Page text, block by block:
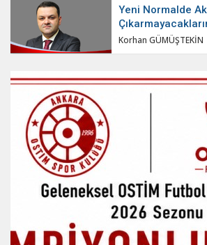
Yeni Normalde
Korhan GÜMÜŞTEKİN